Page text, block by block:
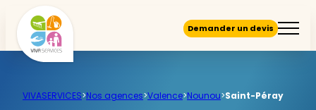
Demander un devis
VIVASERVICES>Nos agences>Valence>Nounou>Saint-Péray